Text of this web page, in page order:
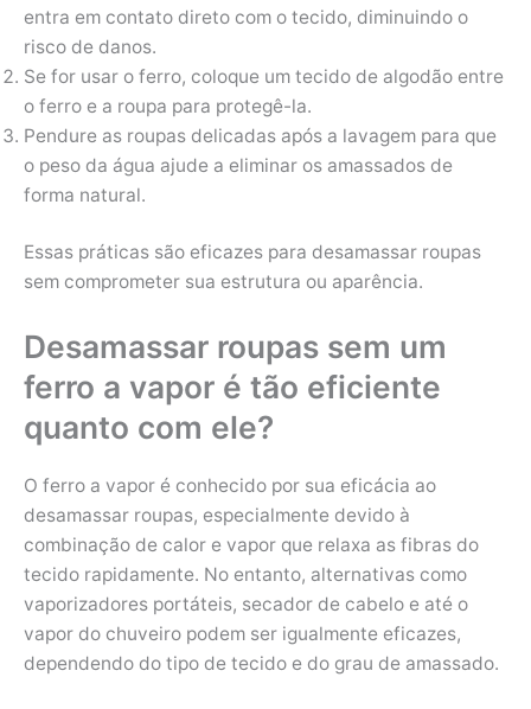
entra em contato direto com o tecido, diminuindo o
risco de danos.
Se for usar o ferro, coloque um tecido de algodão entre
o ferro e a roupa para protegê-la.
Pendure as roupas delicadas após a lavagem para que
o peso da água ajude a eliminar os amassados de
forma natural.
Essas práticas são eficazes para desamassar roupas
sem comprometer sua estrutura ou aparência.
Desamassar roupas sem um
ferro a vapor é tão eficiente
quanto com ele?
O ferro a vapor é conhecido por sua eficácia ao
desamassar roupas, especialmente devido à
combinação de calor e vapor que relaxa as fibras do
tecido rapidamente. No entanto, alternativas como
vaporizadores portáteis, secador de cabelo e até o
vapor do chuveiro podem ser igualmente eficazes,
dependendo do tipo de tecido e do grau de amassado.